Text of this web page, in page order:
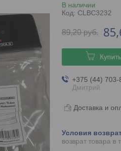
В наличии
Код: CLBC3232
89,20руб.
Купить
+375 (44) 703-
Дмитрий
Доставка и
возврат товара в